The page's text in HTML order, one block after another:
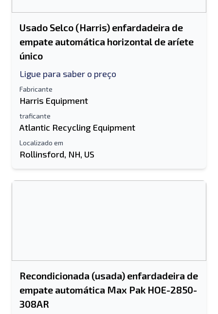
Usado Selco (Harris) enfardadeira de
empate automática horizontal de aríete
único
Ligue para saber o preço
Fabricante
Harris Equipment
traficante
Atlantic Recycling Equipment
Localizado em
Rollinsford, NH, US
Recondicionada (usada) enfardadeira de
empate automática Max Pak HOE-2850-
308AR